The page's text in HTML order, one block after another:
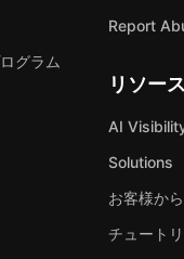
グラム
Report
リソース
AI
Solutions
お客様か
チュート